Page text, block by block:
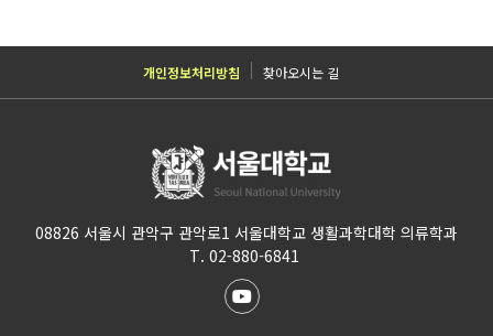
개인정보처리방침 찾아오시는 길
08826 서울시 관악구 관악로1 서울대학교 생활과학대학 의류학과
T. 02-880-6841